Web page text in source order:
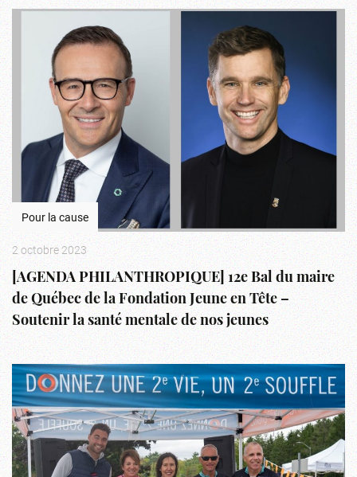
Pour la cause
2 octobre 2023
[AGENDA PHILANTHROPIQUE] 12e Bal du maire
de Québec de la Fondation Jeune en Tête –
Soutenir la santé mentale de nos jeunes